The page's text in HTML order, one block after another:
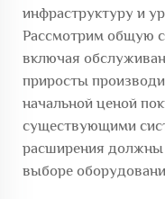
инфраструктуру и
Рассмотрим общую
включая
приросты
начальной ценой
существующими
расширения должны
выборе